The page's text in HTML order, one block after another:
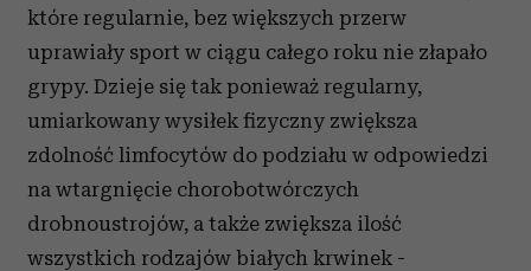
które regularnie, bez większych przerw
uprawiały sport w ciągu całego roku nie złapało
grypy. Dzieje się tak ponieważ regularny,
umiarkowany wysiłek fizyczny zwiększa
zdolność limfocytów do podziału w odpowiedzi
na wtargnięcie chorobotwórczych
drobnoustrojów, a także zwiększa ilość
wszystkich rodzajów białych krwinek -